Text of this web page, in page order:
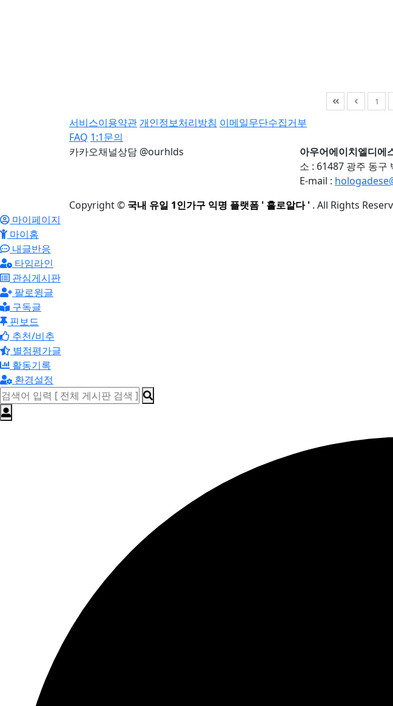
1
서비스이용약관 개인정보처리방침 이메일무단수집거부
FAQ 1:1문의
카카오채널상담 @ourhlds
아우어에이치엘디에
소 : 61487 광주 동구
E-mail :
Copyright© 국내 유일 1인가구 익명 플랫폼 ' 홀로알다 ' . All Rights
마이페이지
마이홈
내글반응
타임라인
관심게시판
팔로윙글
구독글
핀보드
추천/비추
별점평가글
활동기록
환경설정